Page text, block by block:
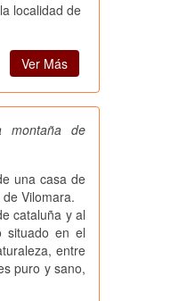
localidad de
Ver Más
montaña de
una casa de
de Vilomara.
cataluña y al
situado en el
entre
puro y sano,